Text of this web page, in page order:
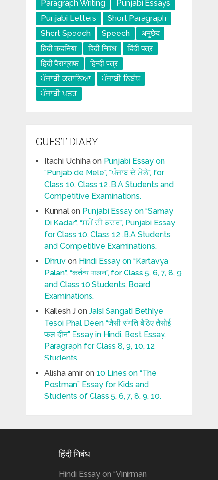
Paragraph Writing
Punjabi Essays
Punjabi Letters
Short Paragraph
Short Speech
Speech
अनुछेद
हिंदी कहनिया
हिंदी निबंध
हिंदी पत्र
हिंदी पैराग्राफ
हिन्दी पत्र
ਪੰਜਾਬੀ ਕਹਾਨਿਆ
ਪੰਜਾਬੀ ਨਿਬੰਧ
ਪੰਜਾਬੀ ਪਤਰ
GUEST DIARY
Itachi Uchihaon Punjabi Essay on
“Punjab de Mele”, “ਪੰਜਾਬ ਦੇ ਮੇਲੇ”, for
Class 10, Class 12 ,B.A Students and
Competitive Examinations.
Kunnalon Punjabi Essay on “Samay
Di Kadar”, “ਸਮੇਂ ਦੀ ਕਦਰ”, Punjabi Essay
for Class 10, Class 12 ,B.A Students
and Competitive Examinations.
Dhruvon Hindi Essay on “Kartavya
Palan”, “कर्तव्य पालन”, for Class 5, 6, 7, 8, 9
and Class 10 Students, Board
Examinations.
Kailesh Jon Jaisi Sangati Bethiye
Tesoi Phal Deen “जैसी संगति बैठिए तैसोई
फल दीन” Essay in Hindi, Best Essay,
Paragraph for Class 8, 9, 10, 12
Students.
Alisha amiron 10 Lines on “The
Postman” Essay for Kids and
Students of Class 5, 6, 7, 8, 9, 10.
हिंदी निबंध
Hindi Essay on “Vinirman